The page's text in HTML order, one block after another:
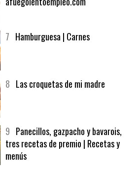
7 Hamburguesa | Carnes
8 Las croquetas de mi madre
9 Panecillos, gazpacho y bavarois,
tres recetas de premio | Recetas y
menús